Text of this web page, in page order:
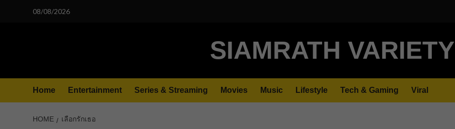
08/08/2026
SIAMRATH VARIETY
Home Entertainment Series & Streaming Movies Music Lifestyle Tech & Gaming Viral
HOME เลือกรักเธอ